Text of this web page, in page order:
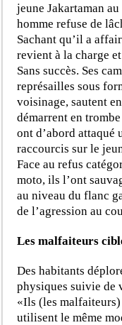
jeune Jakartaman
homme refuse de
Sachant qu’il a
revient à la charge
Sans succès. Ses
représailles sous
voisinage, sautent
démarrent en
ont d’abord attaqué
raccourcis sur le
Face au refus
moto, ils l’ont
au niveau du flanc
de l’agression au
Les malfaiteurs
Des habitants
physiques suivie de
«Ils (les
utilisent le même